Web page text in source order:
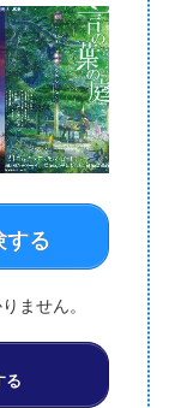
する
ません。
る